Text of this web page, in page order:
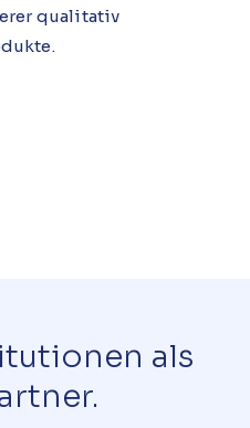
qualitativ
als